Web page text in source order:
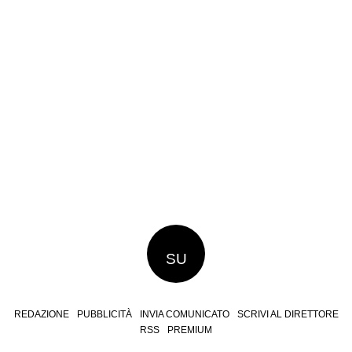
SU
REDAZIONE PUBBLICITÀ INVIA COMUNICATO
SCRIVI AL DIRETTORE
RSS
PREMIUM